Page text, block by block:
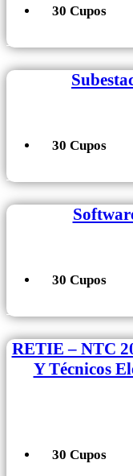
30 Cupos
+ Información
30 Cupos
+ Información
30 Cupos
+ Información
RETIE – NTC
Y Técnicos
30 Cupos